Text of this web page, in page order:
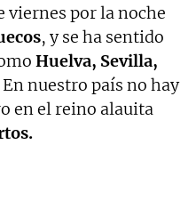
viernes por la noche
, y se ha sentido
Huelva, Sevilla,
En nuestro país no hay
en el reino alauita